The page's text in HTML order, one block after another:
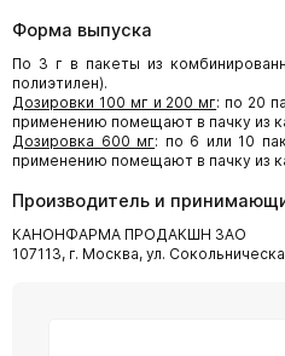
Форма выпуска
По 3 г в пакеты из
полиэтилен).
Дозировки 100 мг и 200 мг: по 20
применению помещают в пачку из
Дозировка 600 мг: по 6 или 10
применению помещают в пачку из
Производитель и
КАНОНФАРМА ПРОДАКШН ЗАО
107113, г. Москва, ул.